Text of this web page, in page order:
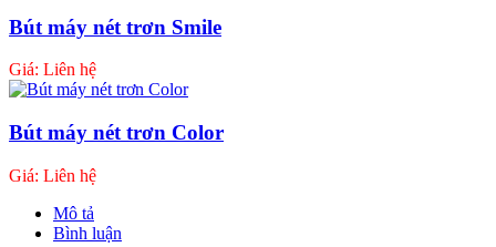
Bút máy nét trơn Smile
Giá: Liên hệ
Bút máy nét trơn Color
Giá: Liên hệ
Mô tả
Bình luận